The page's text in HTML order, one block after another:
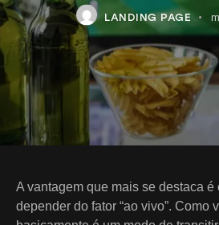
LANDING PAGE
A vantagem que mais se destaca é
depender do fator “ao vivo”. Como